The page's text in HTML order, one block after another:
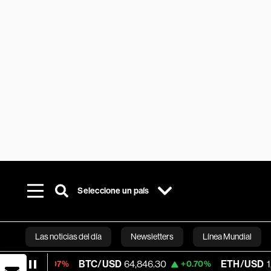
Seleccione un país
Las noticias del día Newsletters Línea Mundial
Bloomberg
BTC/USD 64,846.30 +0.70% ETH/USD 1,913.415